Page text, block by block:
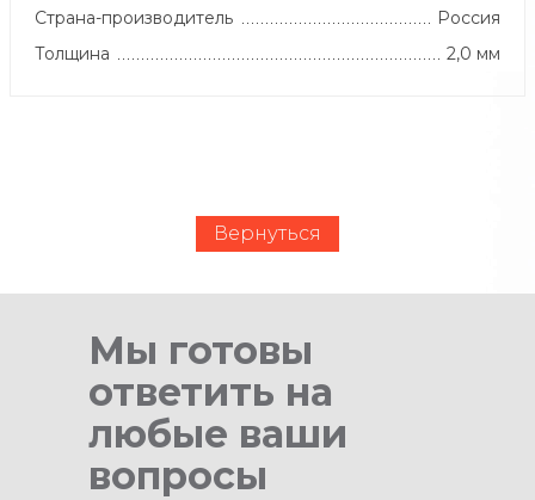
Страна-производитель
Россия
Толщина
2,0 мм
Вернуться
Мы готовы
ответить на
любые ваши
вопросы